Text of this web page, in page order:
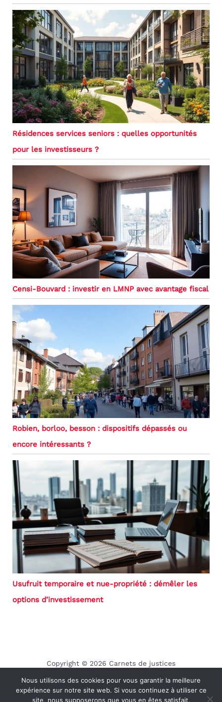
Résidences services seniors : quelles opportunités
pour les investisseurs ?
Censi-Bouvard : investir en LMNP avec avantage fiscal
Robien, borloo, besson : dispositifs dépassés ou
encore intéressants ?
Usufruit temporaire et nue-propriété : démêler les
options d’investissement
Copyright © 2026 Carnets de justices
Contact
Mentions légales
Nous utilisons des cookies pour vous garantir la meilleure
expérience sur notre site web. Si vous continuez à utiliser ce
site, nous supposerons que vous en êtes satisfait.